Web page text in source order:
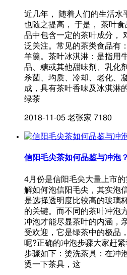
近几年， 随着人们的生活水
也随之提高， 于是， 茶叶
品中包含一定的茶叶成分，
泛关注。常见的茶类食品有
羊羹。茶叶冰淇淋：是指用
品、糖或其他甜味剂、乳化
杀菌、均质、冷却、老化、
成，具有茶叶香味及冰淇淋
绿茶
2018-11-05 老张家 7180
信阳毛尖茶如何品鉴与冲泡？
4月份是信阳毛尖大量上市
解如何泡信阳毛尖，其实泡
是选择透明度比较高的玻璃
的关键。而不同的茶叶冲泡
冲泡才能尽显茶叶的内涵，
受欢迎，它是绿茶中的极品
呢?正确的冲泡步骤大家赶
步骤如下：烫洗茶具：在冲
烫一下茶具，这